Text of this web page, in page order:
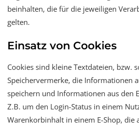
beinhalten, die für die jeweiligen
gelten.
Einsatz von Cookies
Cookies sind kleine Textdateien, bzw.
Speichervermerke, die Informationen
speichern und Informationen aus den
Z.B. um den Login-Status in einem
Warenkorbinhalt in einem E-Shop, die